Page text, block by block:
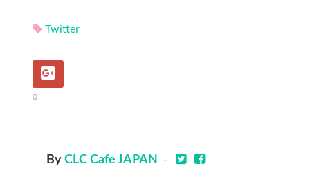
Twitter
0
By CLC Cafe JAPAN -